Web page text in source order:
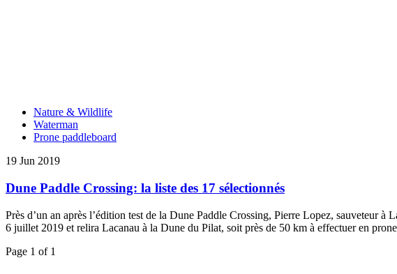
Nature & Wildlife
Waterman
Prone paddleboard
19 Jun 2019
Dune Paddle Crossing: la liste des 17 sélectionnés
Près d’un an après l’édition test de la Dune Paddle Crossing, Pierre Lopez, sauveteur
6 juillet 2019 et relira Lacanau à la Dune du Pilat, soit près de 50 km à effectuer en
Page 1 of 1